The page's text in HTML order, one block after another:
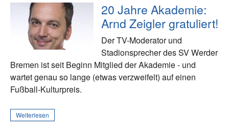
20 Jahre Akademie:
Arnd Zeigler gratuliert!
Der TV-Moderator und
Stadionsprecher des SV Werder
Bremen ist seit Beginn Mitglied der Akademie - und
wartet genau so lange (etwas verzweifelt) auf einen
Fußball-Kulturpreis.
Weiterlesen